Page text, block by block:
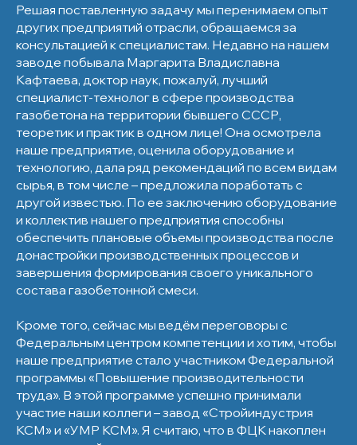
Решая поставленную задачу мы перенимаем опыт
других предприятий отрасли, обращаемся за
консультацией к специалистам. Недавно на нашем
заводе побывала Маргарита Владиславна
Кафтаева, доктор наук, пожалуй, лучший
специалист-технолог в сфере производства
газобетона на территории бывшего СССР,
теоретик и практик в одном лице! Она осмотрела
наше предприятие, оценила оборудование и
технологию, дала ряд рекомендаций по всем видам
сырья, в том числе – предложила поработать с
другой известью. По ее заключению оборудование
и коллектив нашего предприятия способны
обеспечить плановые объемы производства после
донастройки производственных процессов и
завершения формирования своего уникального
состава газобетонной смеси.
Кроме того, сейчас мы ведём переговоры с
Федеральным центром компетенции и хотим, чтобы
наше предприятие стало участником Федеральной
программы «Повышение производительности
труда». В этой программе успешно принимали
участие наши коллеги – завод «Стройиндустрия
КСМ» и «УМР КСМ». Я считаю, что в ФЦК накоплен